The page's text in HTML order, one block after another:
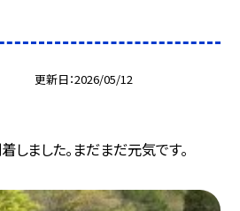
更新日 2026/05/12
ました。まだまだ元気です。